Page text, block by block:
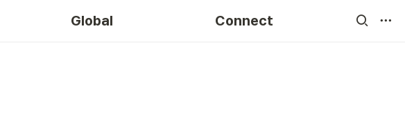
Global Connect
Youtube